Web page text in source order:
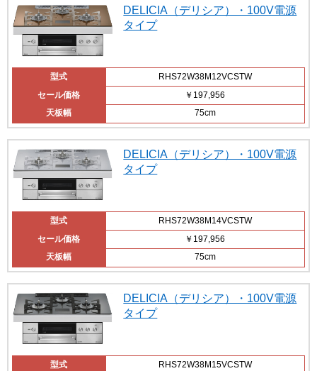
DELICIA（デリシア）・100V電源
タイプ
型式
RHS72W38M12VCSTW
セール価格
￥197,956
天板幅
75cm
DELICIA（デリシア）・100V電源
タイプ
型式
RHS72W38M14VCSTW
セール価格
￥197,956
天板幅
75cm
DELICIA（デリシア）・100V電源
タイプ
型式
RHS72W38M15VCSTW